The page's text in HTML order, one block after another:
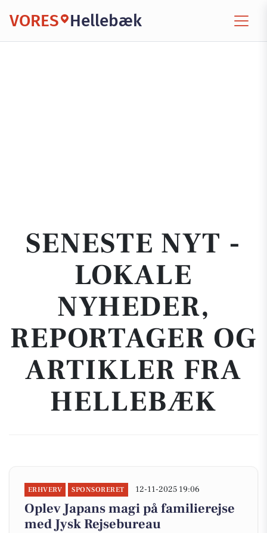
VORES Hellebæk
SENESTE NYT -
LOKALE
NYHEDER,
REPORTAGER OG
ARTIKLER FRA
HELLEBÆK
ERHVERV SPONSORERET 12-11-2025 19:06
Oplev Japans magi på familierejse
med Jysk Rejsebureau